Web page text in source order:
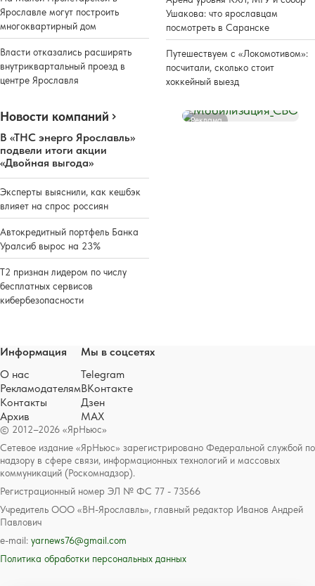
Ярославле могут построить
многоквартирный дом
Власти отказались расширять
внутриквартальный проезд в
центре Ярославля
Ушакова: что ярославцам
посмотреть в Саранске
Путешествуем с «Локомотивом»:
посчитали, сколько стоит
хоккейный выезд
Новости компаний
В «ТНС энерго Ярославль»
подвели итоги акции
«Двойная выгода»
Эксперты выяснили, как кешбэк
влияет на спрос россиян
Автокредитный портфель Банка
Уралсиб вырос на 23%
Т2 признан лидером по числу
бесплатных сервисов
кибербезопасности
Реклама
© 2012–2026 «ЯрНьюс»
Сетевое издание «ЯрНьюс» зарегистрировано Федеральной службой по
надзору в сфере связи, информационных технологий и массовых
коммуникаций (Роскомнадзор).
Регистрационный номер ЭЛ № ФС 77 - 73566
Учредитель ООО «ВН-Ярославль», главный редактор Иванов Андрей
Павлович
e-mail: yarnews76@gmail.com
Политика обработки персональных данных
Информация
О нас
Рекламодателям
Контакты
Архив
Мы в соцсетях
Telegram
ВКонтакте
Дзен
MAX